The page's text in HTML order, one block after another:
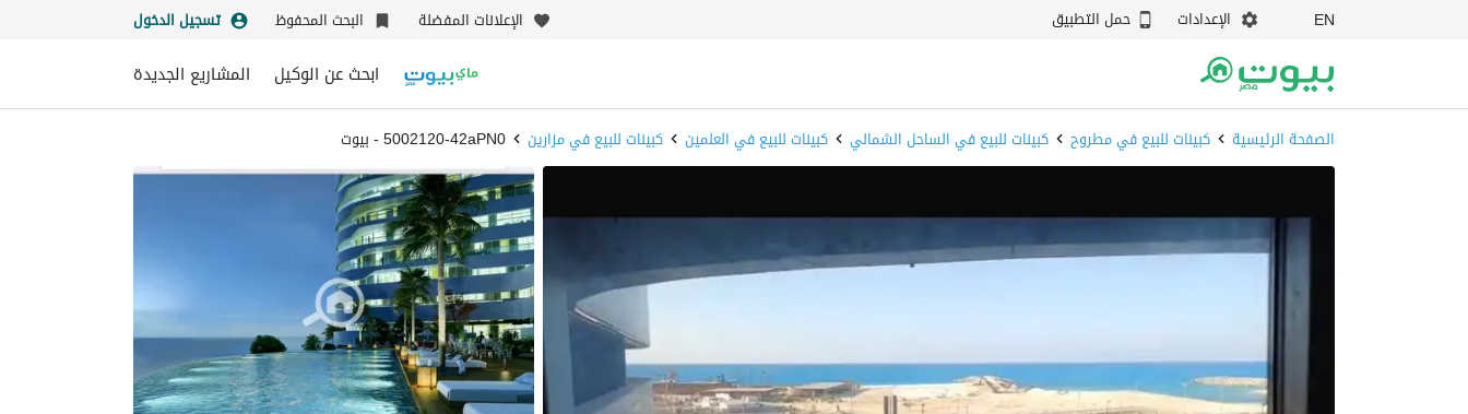
EN الإعدادات حمل التطبيق الإعلانات المفضلة البحث المحفوظ تسجيل الدخول
ابحث عن الوكيل المشاريع الجديدة
الصفحة الرئيسية كبينات للبيع في مطروح كبينات للبيع في الساحل الشمالي كبينات للبيع في العلمين كبينات للبيع في مزارين 5002120-42aPN0 - بيوت